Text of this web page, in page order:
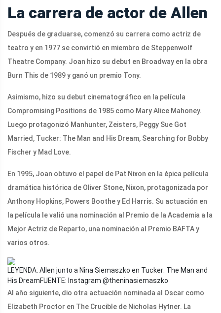
La carrera de actor de Allen
Después de graduarse, comenzó su carrera como actriz de
teatro y en 1977 se convirtió en miembro de Steppenwolf
Theatre Company. Joan hizo su debut en Broadway en la obra
Burn This de 1989 y ganó un premio Tony.
Asimismo, hizo su debut cinematográfico en la película
Compromising Positions de 1985 como Mary Alice Mahoney.
Luego protagonizó Manhunter, Zeisters, Peggy Sue Got
Married, Tucker: The Man and His Dream, Searching for Bobby
Fischer y Mad Love.
En 1995, Joan obtuvo el papel de Pat Nixon en la épica película
dramática histórica de Oliver Stone, Nixon, protagonizada por
Anthony Hopkins, Powers Boothe y Ed Harris. Su actuación en
la película le valió una nominación al Premio de la Academia a la
Mejor Actriz de Reparto, una nominación al Premio BAFTA y
varios otros.
LEYENDA: Allen junto a Nina Siemaszko en Tucker: The Man and
His DreamFUENTE: Instagram @theninasiemaszko
Al año siguiente, dio otra actuación nominada al Oscar como
Elizabeth Proctor en The Crucible de Nicholas Hytner. La